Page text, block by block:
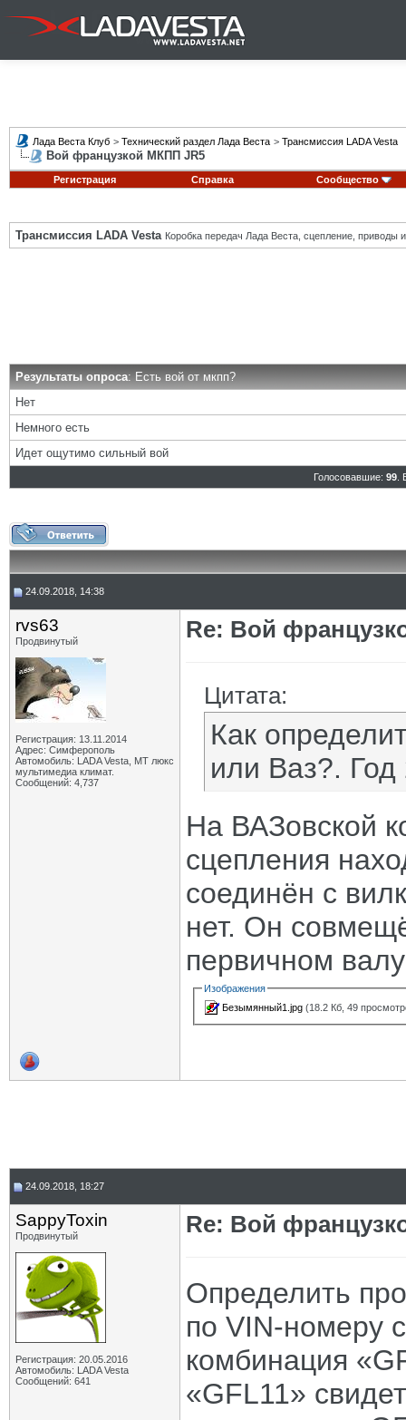
Лада Веста Клуб > Технический раздел Лада Веста > Трансмиссия LADA Vesta
Вой французкой МКПП JR5
Регистрация Справка Сообщество
Трансмиссия LADA Vesta Коробка передач Лада Веста, сцепление, приводы и
Результаты опроса: Есть вой от мкпп?
Нет
Немного есть
Идет ощутимо сильный вой
Голосовавшие: 99.
24.09.2018, 14:38
rvs63
Продвинутый
Регистрация: 13.11.2014
Адрес: Симферополь
Автомобиль: LADA Vesta, МТ люкс
мультимедиа климат.
Сообщений: 4,737
Re: Вой
Цитата:
Как
или Ваз?. Год
На ВАЗовской
сцепления
соединён с
нет. Он
первичном
Изображения
Безымянный1.jpg (18.2 Кб, 49
24.09.2018, 18:27
SappyToxin
Продвинутый
Регистрация: 20.05.2016
Автомобиль: LADA Vesta
Сообщений: 641
Re: Вой
Определить
по VIN-номеру
комбинация
«GFL11»